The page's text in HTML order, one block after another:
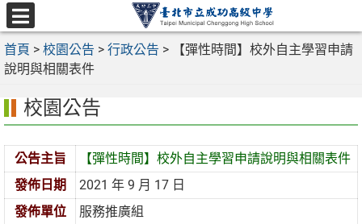
跳
至
主
要
區
選
單
首頁 > 校園公告 > 行政公告 >
【彈性時間】校外自主學習申請
說明與相關表件
校園公告
公告主旨
【彈性時間】校外自主學習申請說明與相關表件
發佈日期
2021 年 9 月 17 日
發佈單位
服務推廣組